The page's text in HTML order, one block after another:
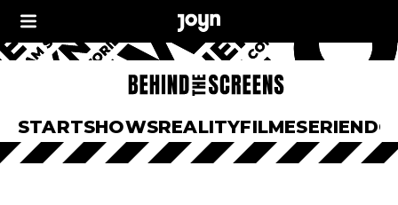
STARTSHOWSREALITYFILMESERIEN